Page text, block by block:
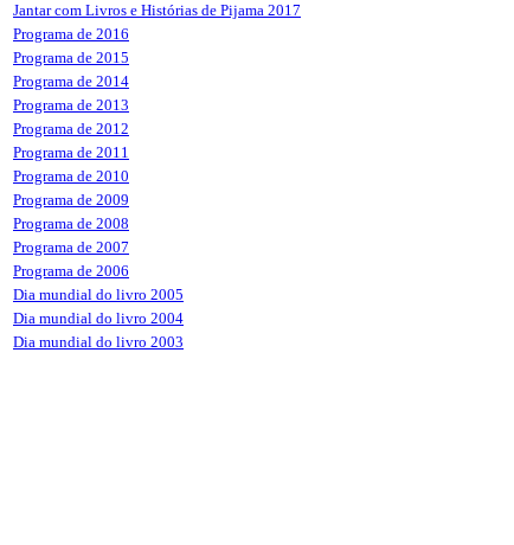
Jantar com Livros e Histórias de Pijama 2017
Programa de 2016
Programa de 2015
Programa de 2014
Programa de 2013
Programa de 2012
Programa de 2011
Programa de 2010
Programa de 2009
Programa de 2008
Programa de 2007
Programa de 2006
Dia mundial do livro 2005
Dia mundial do livro 2004
Dia mundial do livro 2003